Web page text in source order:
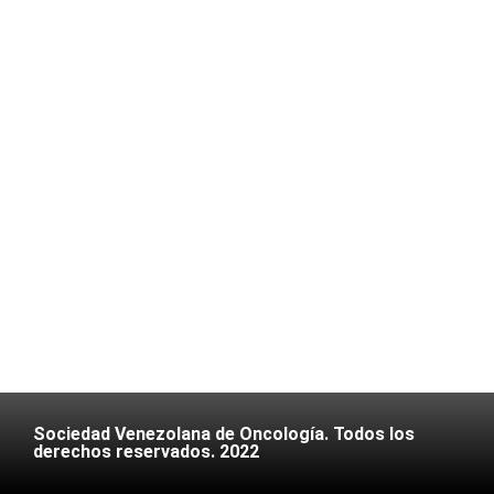
Sociedad Venezolana de Oncología. Todos los
derechos reservados. 2022